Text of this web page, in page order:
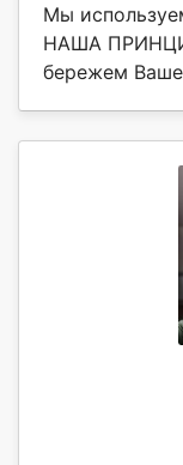
Мы
НАША
бережем Ваше